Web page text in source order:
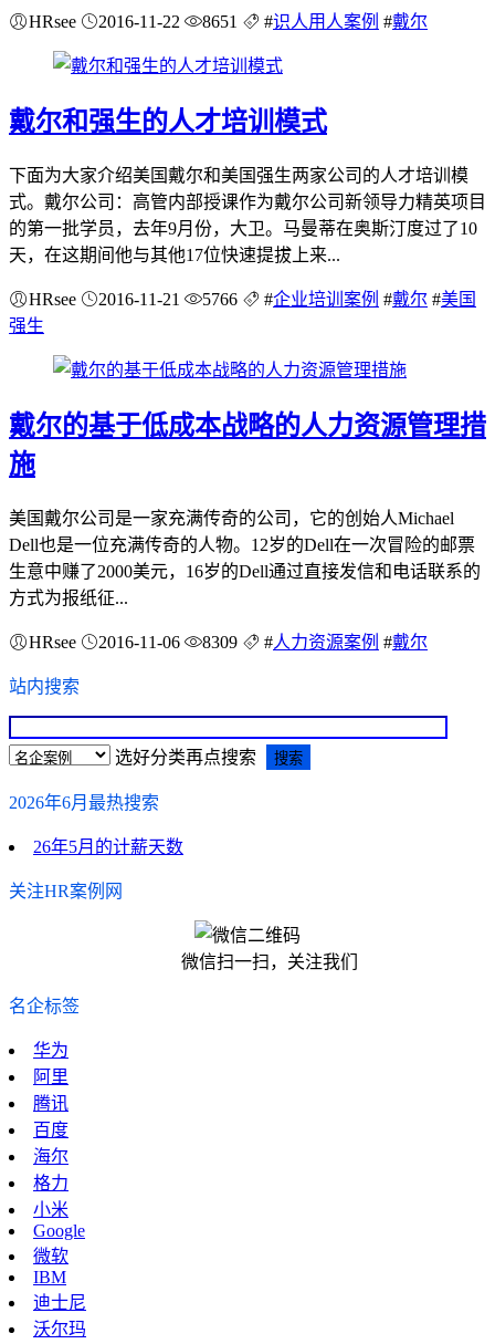
HRsee 2016-11-22 8651 #识人用人案例 #戴尔
戴尔和强生的人才培训模式
下面为大家介绍美国戴尔和美国强生两家公司的人才培训模
式。戴尔公司：高管内部授课作为戴尔公司新领导力精英项目
的第一批学员，去年9月份，大卫。马曼蒂在奥斯汀度过了10
天，在这期间他与其他17位快速提拔上来...
HRsee 2016-11-21 5766 #企业培训案例 #戴尔 #美国
强生
戴尔的基于低成本战略的人力资源管理措
施
美国戴尔公司是一家充满传奇的公司，它的创始人Michael
Dell也是一位充满传奇的人物。12岁的Dell在一次冒险的邮票
生意中赚了2000美元，16岁的Dell通过直接发信和电话联系的
方式为报纸征...
HRsee 2016-11-06 8309 #人力资源案例 #戴尔
站内搜索
选好分类再点搜索
2026年6月最热搜索
26年5月的计薪天数
关注HR案例网
微信扫一扫，关注我们
名企标签
华为
阿里
腾讯
百度
海尔
格力
小米
Google
微软
IBM
迪士尼
沃尔玛